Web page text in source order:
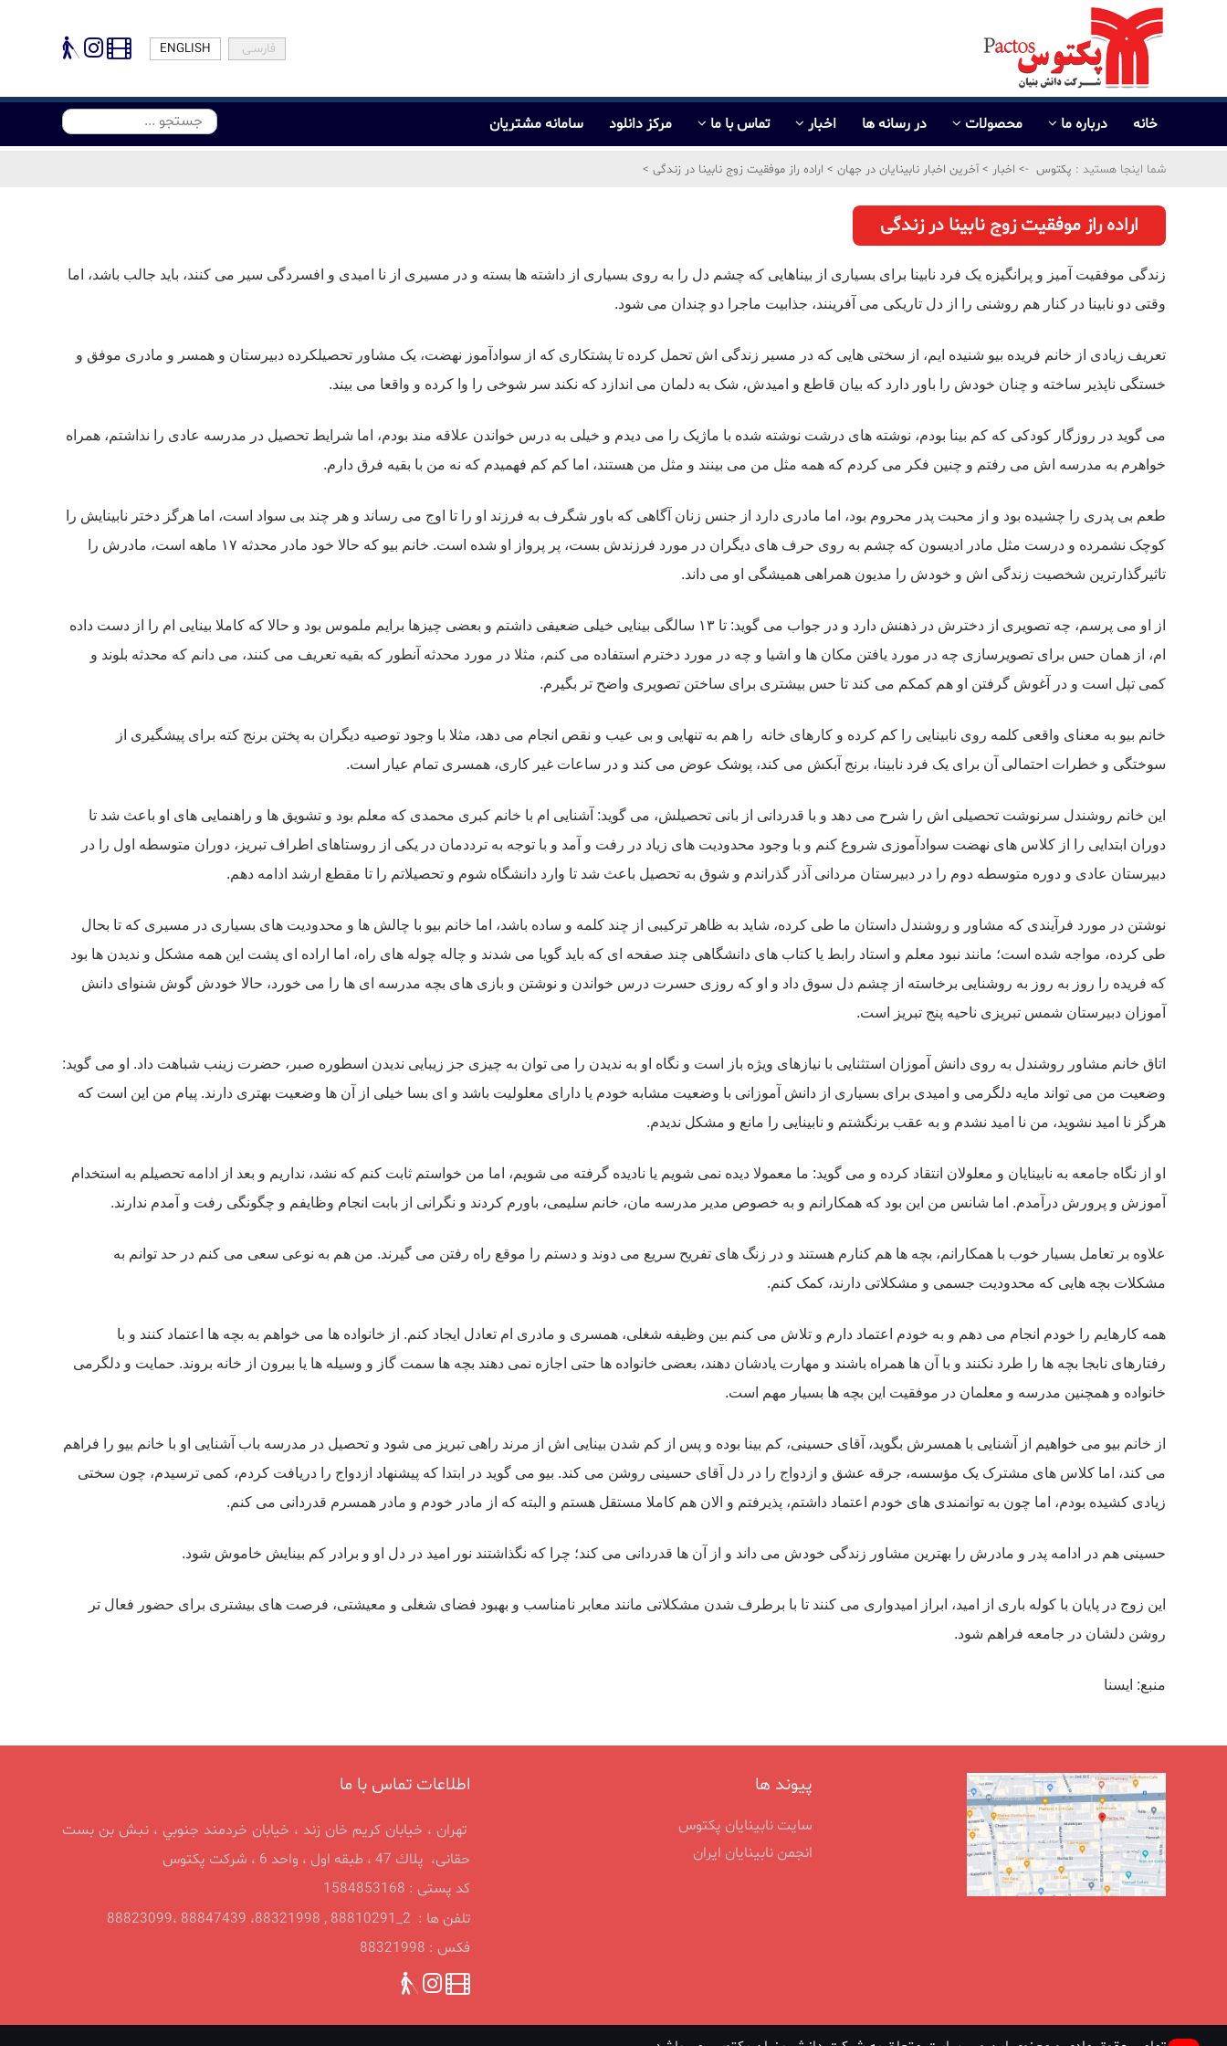
فارسـی ENGLISH
خانه درباره ما محصولات در رسانه ها اخبار تماس با ما مرکز دانلود سامانه مشتریان
شما اینجا هستید : پکتوس -> اخبار >آخرین اخبار نابینایان در جهان > اراده راز موفقیت زوج نابینا در زندگی >
اراده راز موفقیت زوج نابینا در زندگی
زندگی موفقیت آمیز و پرانگیزه یک فرد نابینا برای بسیاری از بیناهایی که چشم دل را به روی بسیاری از داشته ها بسته و در مسیری از نا امیدی و افسردگی سیر می کنند، باید جالب باشد، اما
وقتی دو نابینا در کنار هم روشنی را از دل تاریکی می آفرینند، جذابیت ماجرا دو چندان می شود.
تعریف زیادی از خانم فریده بیو شنیده ایم، از سختی هایی که در مسیر زندگی اش تحمل کرده تا پشتکاری که از سوادآموز نهضت، یک مشاور تحصیلکرده دبیرستان و همسر و مادری موفق و
خستگی ناپذیر ساخته و چنان خودش را باور دارد که بیان قاطع و امیدش، شک به دلمان می اندازد که نکند سر شوخی را وا کرده و واقعا می بیند.
می گوید در روزگار کودکی که کم بینا بودم، نوشته های درشت نوشته شده با ماژیک را می دیدم و خیلی به درس خواندن علاقه مند بودم، اما شرایط تحصیل در مدرسه عادی را نداشتم، همراه
خواهرم به مدرسه اش می رفتم و چنین فکر می کردم که همه مثل من می بینند و مثل من هستند، اما کم کم فهمیدم که نه من با بقیه فرق دارم.
طعم بی پدری را چشیده بود و از محبت پدر محروم بود، اما مادری دارد از جنس زنان آگاهی که باور شگرف به فرزند او را تا اوج می رساند و هر چند بی سواد است، اما هرگز دختر نابینایش را
کوچک نشمرده و درست مثل مادر ادیسون که چشم به روی حرف های دیگران در مورد فرزندش بست، پر پرواز او شده است. خانم بیو که حالا خود مادر محدثه ۱۷ ماهه است، مادرش را
تاثیرگذارترین شخصیت زندگی اش و خودش را مدیون همراهی همیشگی او می داند.
از او می پرسم، چه تصویری از دخترش در ذهنش دارد و در جواب می گوید: تا ۱۳ سالگی بینایی خیلی ضعیفی داشتم و بعضی چیزها برایم ملموس بود و حالا که کاملا بینایی ام را از دست داده
ام، از همان حس برای تصویرسازی چه در مورد یافتن مکان ها و اشیا و چه در مورد دخترم استفاده می کنم، مثلا در مورد محدثه آنطور که بقیه تعریف می کنند، می دانم که محدثه بلوند و
کمی تپل است و در آغوش گرفتن او هم کمکم می کند تا حس بیشتری برای ساختن تصویری واضح تر بگیرم.
خانم بیو به معنای واقعی کلمه روی نابینایی را کم کرده و کارهای خانه را هم به تنهایی و بی عیب و نقص انجام می دهد، مثلا با وجود توصیه دیگران به پختن برنج کته برای پیشگیری از
سوختگی و خطرات احتمالی آن برای یک فرد نابینا، برنج آبکش می کند، پوشک عوض می کند و در ساعات غیر کاری، همسری تمام عیار است.
این خانم روشندل سرنوشت تحصیلی اش را شرح می دهد و با قدردانی از بانی تحصیلش، می گوید: آشنایی ام با خانم کبری محمدی که معلم بود و تشویق ها و راهنمایی های او باعث شد تا
دوران ابتدایی را از کلاس های نهضت سوادآموزی شروع کنم و با وجود محدودیت های زیاد در رفت و آمد و با توجه به ترددمان در یکی از روستاهای اطراف تبریز، دوران متوسطه اول را در
دبیرستان عادی و دوره متوسطه دوم را در دبیرستان مردانی آذر گذراندم و شوق به تحصیل باعث شد تا وارد دانشگاه شوم و تحصیلاتم را تا مقطع ارشد ادامه دهم.
نوشتن در مورد فرآیندی که مشاور و روشندل داستان ما طی کرده، شاید به ظاهر ترکیبی از چند کلمه و ساده باشد، اما خانم بیو با چالش ها و محدودیت های بسیاری در مسیری که تا بحال
طی کرده، مواجه شده است؛ مانند نبود معلم و استاد رابط یا کتاب های دانشگاهی چند صفحه ای که باید گویا می شدند و چاله چوله های راه، اما اراده ای پشت این همه مشکل و ندیدن ها بود
که فریده را روز به روز به روشنایی برخاسته از چشم دل سوق داد و او که روزی حسرت درس خواندن و نوشتن و بازی های بچه مدرسه ای ها را می خورد، حالا خودش گوش شنوای دانش
آموزان دبیرستان شمس تبریزی ناحیه پنج تبریز است.
اتاق خانم مشاور روشندل به روی دانش آموزان استثنایی با نیازهای ویژه باز است و نگاه او به ندیدن را می توان به چیزی جز زیبایی ندیدن اسطوره صبر، حضرت زینب شباهت داد. او می گوید:
وضعیت من می تواند مایه دلگرمی و امیدی برای بسیاری از دانش آموزانی با وضعیت مشابه خودم یا دارای معلولیت باشد و ای بسا خیلی از آن ها وضعیت بهتری دارند. پیام من این است که
هرگز نا امید نشوید، من نا امید نشدم و به عقب برنگشتم و نابینایی را مانع و مشکل ندیدم.
او از نگاه جامعه به نابینایان و معلولان انتقاد کرده و می گوید: ما معمولا دیده نمی شویم یا نادیده گرفته می شویم، اما من خواستم ثابت کنم که نشد، نداریم و بعد از ادامه تحصیلم به استخدام
آموزش و پرورش درآمدم. اما شانس من این بود که همکارانم و به خصوص مدیر مدرسه مان، خانم سلیمی، باورم کردند و نگرانی از بابت انجام وظایفم و چگونگی رفت و آمدم ندارند.
علاوه بر تعامل بسیار خوب با همکارانم، بچه ها هم کنارم هستند و در زنگ های تفریح سریع می دوند و دستم را موقع راه رفتن می گیرند. من هم به نوعی سعی می کنم در حد توانم به
مشکلات بچه هایی که محدودیت جسمی و مشکلاتی دارند، کمک کنم.
همه کارهایم را خودم انجام می دهم و به خودم اعتماد دارم و تلاش می کنم بین وظیفه شغلی، همسری و مادری ام تعادل ایجاد کنم. از خانواده ها می خواهم به بچه ها اعتماد کنند و با
رفتارهای نابجا بچه ها را طرد نکنند و با آن ها همراه باشند و مهارت یادشان دهند، بعضی خانواده ها حتی اجازه نمی دهند بچه ها سمت گاز و وسیله ها یا بیرون از خانه بروند. حمایت و دلگرمی
خانواده و همچنین مدرسه و معلمان در موفقیت این بچه ها بسیار مهم است.
از خانم بیو می خواهیم از آشنایی با همسرش بگوید، آقای حسینی، کم بینا بوده و پس از کم شدن بینایی اش از مرند راهی تبریز می شود و تحصیل در مدرسه باب آشنایی او با خانم بیو را فراهم
می کند، اما کلاس های مشترک یک مؤسسه، جرقه عشق و ازدواج را در دل آقای حسینی روشن می کند. بیو می گوید در ابتدا که پیشنهاد ازدواج را دریافت کردم، کمی ترسیدم، چون سختی
زیادی کشیده بودم، اما چون به توانمندی های خودم اعتماد داشتم، پذیرفتم و الان هم کاملا مستقل هستم و البته که از مادر خودم و مادر همسرم قدردانی می کنم.
حسینی هم در ادامه پدر و مادرش را بهترین مشاور زندگی خودش می داند و از آن ها قدردانی می کند؛ چرا که نگذاشتند نور امید در دل او و برادر کم بینایش خاموش شود.
این زوج در پایان با کوله باری از امید، ابراز امیدواری می کنند تا با برطرف شدن مشکلاتی مانند معابر نامناسب و بهبود فضای شغلی و معیشتی، فرصت های بیشتری برای حضور فعال تر
روشن دلشان در جامعه فراهم شود.
منبع: ایسنا
پیوند ها
سایت نابینایان پکتوس
انجمن نابينايان ايران
اطلاعات تماس با ما
تهران ، خيابان كريم خان زند ، خیابان خردمند جنوبي ، نبش بن بست
حقانی، پلاك 47 ، طبقه اول ، واحد 6 ، شرکت پکتوس
کد پستی : 1584853168
تلفن ها : 2_88810291 , 88321998، 88847439 ،88823099
فکس : 88321998